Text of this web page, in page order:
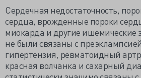
Сердечная недостаточность,
сердца, врожденные пороки
миокарда и другие ишемические
не были связаны с
гипертензия, ревматоидный
красная волчанка и сахарный